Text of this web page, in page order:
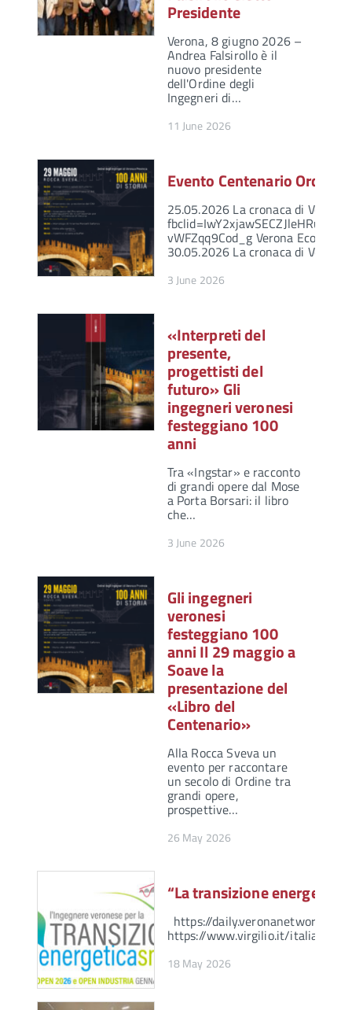
Presidente
Verona, 8 giugno 2026 –
Andrea Falsirollo è il
nuovo presidente
dell'Ordine degli
Ingegneri di…
11 June 2026
Evento Centenario Ordine
25.05.2026 La cronaca di
vWFZqq9Cod_g Verona
30.05.2026 La cronaca di
3 June 2026
«Interpreti del
presente,
progettisti del
futuro» Gli
ingegneri veronesi
festeggiano 100
anni
Tra «Ingstar» e racconto
di grandi opere dal Mose
a Porta Borsari: il libro
che…
3 June 2026
Gli ingegneri
veronesi
festeggiano 100
anni Il 29 maggio a
Soave la
presentazione del
«Libro del
Centenario»
Alla Rocca Sveva un
evento per raccontare
un secolo di Ordine tra
grandi opere,
prospettive…
26 May 2026
“La transizione energetica
https://daily.veronanetwork.it/
https://www.virgilio.it/italia/
18 May 2026